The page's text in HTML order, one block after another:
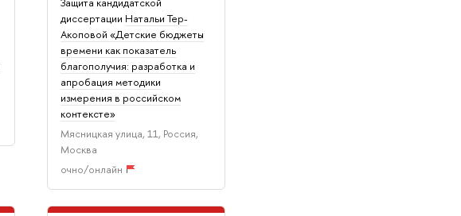
диссертации Натальи Тер-
Акоповой «Детские бюджеты
времени как показатель
благополучия: разработка и
апробация методики
измерения в российском
контексте»
Мясницкая улица, 11, Россия,
Москва
очно/онлайн